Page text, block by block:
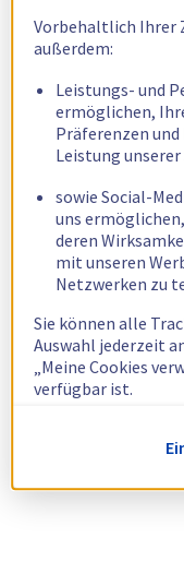
Vorbehaltlich Ihrer
außerdem:
Leistungs- und
ermöglichen,
Präferenzen
Leistung
sowie Social-
uns
deren
mit unseren
Netzwerken zu
Sie können alle
Auswahl jederzeit
„Meine Cookies
verfügbar ist.
Weitere
zur Verwendung von